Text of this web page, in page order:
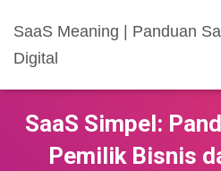
SaaS Meaning | Panduan
Digital
SaaS Simpel:
Pemilik Bisnis